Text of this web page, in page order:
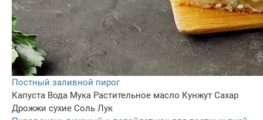
Постный заливной пирог
Капуста Вода Мука Растительное масло Кунжут Сахар
Дрожжи сухие Соль Лук